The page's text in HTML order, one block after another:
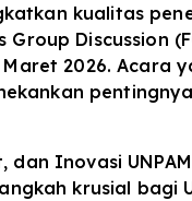
kualitas
Discussion
Maret 2026.
Inovasi
krusial bagi